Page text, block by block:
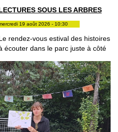
SOUS LES ARBRES
19 août 2026 - 10:30
rendez-vous estival des histoires
écouter dans le parc juste à côté